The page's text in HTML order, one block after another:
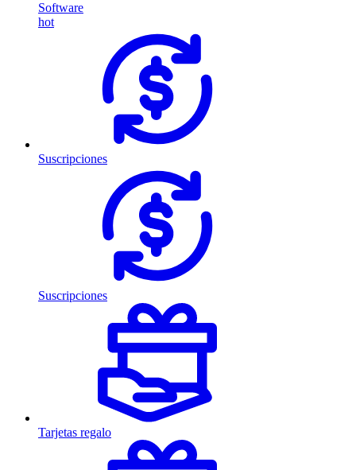
Software
hot
Suscripciones
Suscripciones
Tarjetas regalo